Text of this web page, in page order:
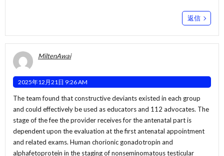
返信
MiltenAwai
2025年12月21日 9:26 AM
The team found that constructive deviants existed in each group
and could effectively be used as educators and 112 advocates. The
stage of the fee the provider receives for the antenatal part is
dependent upon the evaluation at the first antenatal appointment
and related exams. Human chorionic gonadotropin and
alphafetoprotein in the staging of nonseminomatous testicular